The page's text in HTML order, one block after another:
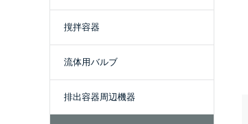
撹拌容器
流体用バルブ
排出容器周辺機器